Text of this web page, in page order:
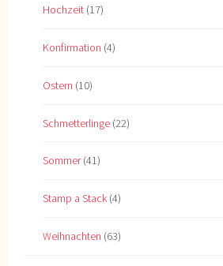
Hochzeit (17)
Konfirmation (4)
Ostern (10)
Schmetterlinge (22)
Sommer(41)
Stamp a Stack (4)
Weihnachten (63)